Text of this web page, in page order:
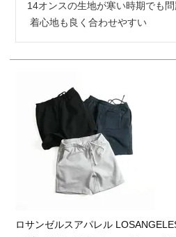
14オンスの生地が寒い時期でも問
着心地も良く合わせやすい
ロサンゼルスアパレル